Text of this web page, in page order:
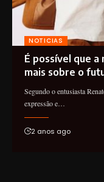
NOTICIAS
É possível que a
mais sobre o
Segundo o entusiasta
expressão e…
2 anos ago